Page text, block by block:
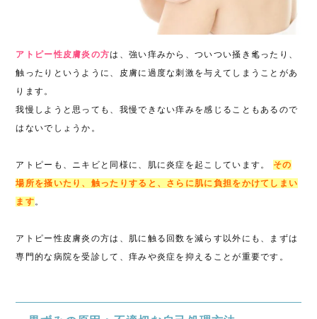
アトピー性皮膚炎の方は、強い痒みから、ついつい掻き毟ったり、
触ったりというように、皮膚に過度な刺激を与えてしまうことがあ
ります。
我慢しようと思っても、我慢できない痒みを感じることもあるので
はないでしょうか。
アトピーも、ニキビと同様に、肌に炎症を起こしています。 その
場所を掻いたり、触ったりすると、さらに肌に負担をかけてしまい
ます。
アトピー性皮膚炎の方は、肌に触る回数を減らす以外にも、まずは
専門的な病院を受診して、痒みや炎症を抑えることが重要です。